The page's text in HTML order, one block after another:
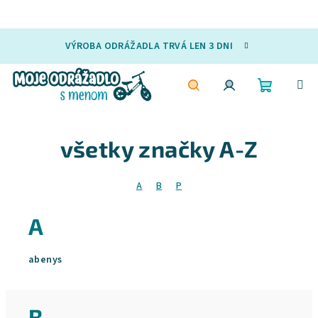
obsah
VÝROBA ODRÁŽADLA TRVÁ LEN 3 DNI
všetky značky A-Z
A B P
A
abenys